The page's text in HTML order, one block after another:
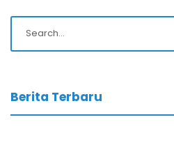
Berita Terbaru